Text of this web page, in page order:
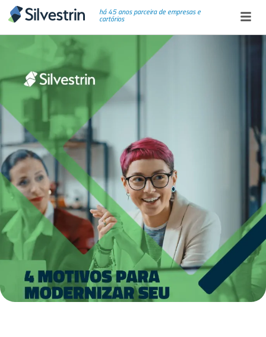
há 45 anos parceira de empresas e
cartórios